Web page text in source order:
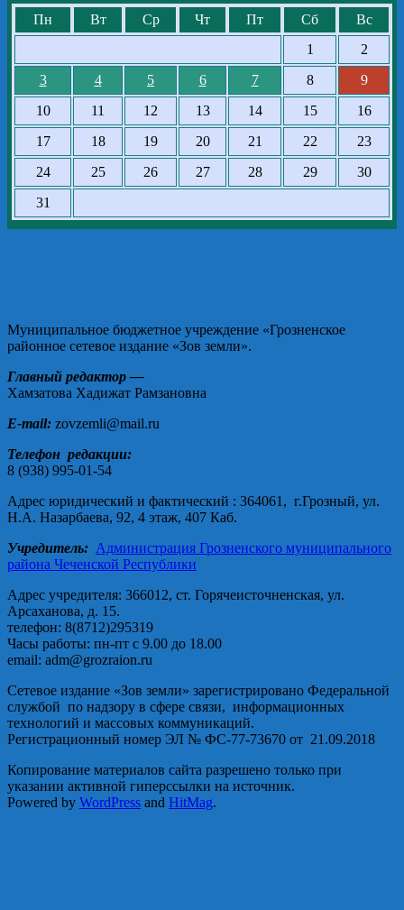
Пн Вт Ср Чт Пт Сб
Вс
1
2
3
4 5 6 7 8
9
10
11 12 13 14 15
16
17
18 19 20 21 22
23
24
25 26 27 28 29
30
31
Муниципальное бюджетное учреждение «Грозненское
районное сетевое издание «Зов земли».
Главный редактор —
Хамзатова Хадижат Рамзановна
E-mail: zovzemli@mail.ru
Телефон редакции:
8 (938) 995-01-54
Адрес юридический и фактический : 364061, г.Грозный, ул.
Н.А. Назарбаева, 92, 4 этаж, 407 Каб.
Учредитель: Администрация Грозненского муниципального
района Чеченской Республики
Адрес учредителя: 366012, ст. Горячеисточненская, ул.
Арсаханова, д. 15.
телефон: 8(8712)295319
Часы работы: пн-пт с 9.00 до 18.00
email: adm@grozraion.ru
Сетевое издание «Зов земли» зарегистрировано Федеральной
службой по надзору в сфере связи, информационных
технологий и массовых коммуникаций.
Регистрационный номер ЭЛ № ФС-77-73670 от 21.09.2018
Копирование материалов сайта разрешено только при
указании активной гиперссылки на источник.
Powered by WordPress and HitMag.